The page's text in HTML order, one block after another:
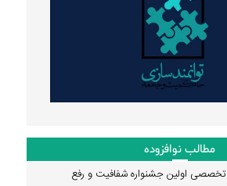
مطالب نوافزوده
تخصصی اولین جشنواره شفافیت و رفع